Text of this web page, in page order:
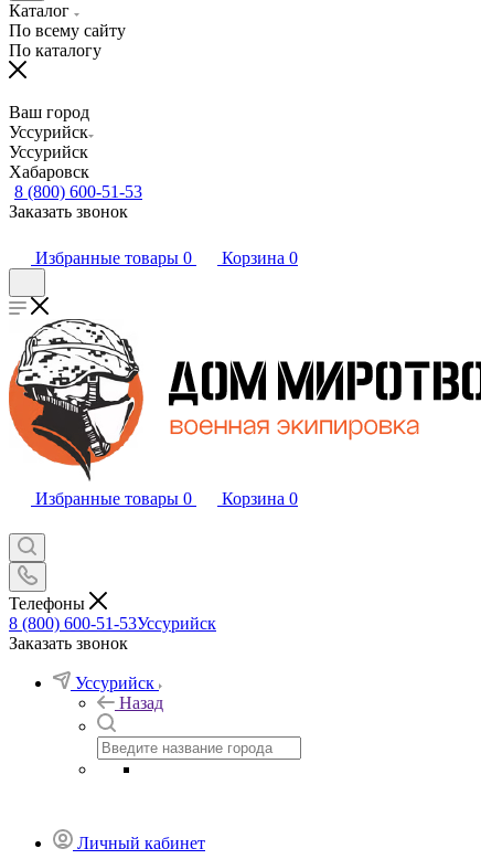
Каталог
По всему сайту
По каталогу
Ваш город
Уссурийск
Уссурийск
Хабаровск
8 (800) 600-51-53
Заказать звонок
Избранные товары 0 Корзина 0
Избранные товары 0 Корзина 0
Телефоны
8 (800) 600-51-53Уссурийск
Заказать звонок
Уссурийск
Назад
Личный кабинет